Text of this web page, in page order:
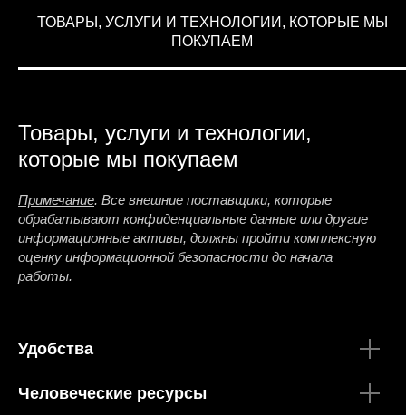
ТОВАРЫ, УСЛУГИ И ТЕХНОЛОГИИ, КОТОРЫЕ МЫ
ПОКУПАЕМ
Товары, услуги и технологии,
которые мы покупаем
Примечание. Все внешние поставщики, которые
обрабатывают конфиденциальные данные или другие
информационные активы, должны пройти комплексную
оценку информационной безопасности до начала
работы.
Удобства
Человеческие ресурсы